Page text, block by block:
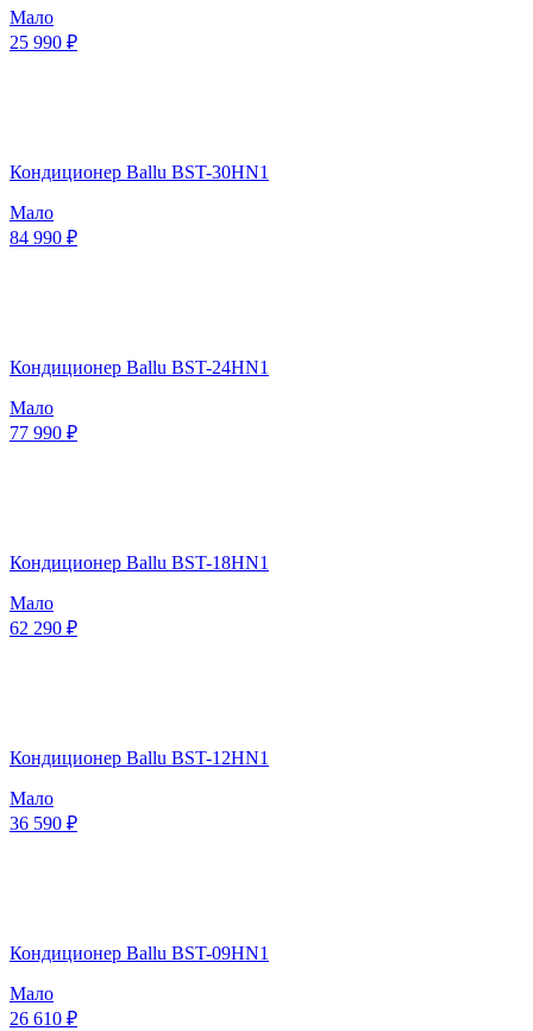
Мало
25 990 ₽
Кондиционер Ballu BST-30HN1
Мало
84 990 ₽
Кондиционер Ballu BST-24HN1
Мало
77 990 ₽
Кондиционер Ballu BST-18HN1
Мало
62 290 ₽
Кондиционер Ballu BST-12HN1
Мало
36 590 ₽
Кондиционер Ballu BST-09HN1
Мало
26 610 ₽